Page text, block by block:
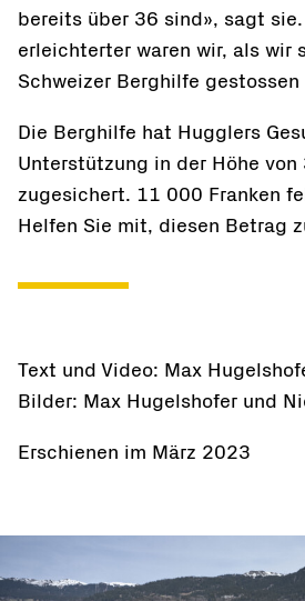
bereits über 36 sind», sagt sie.
erleichterter waren wir, als wir
Schweizer Berghilfe gestossen
Die Berghilfe hat Hugglers
Unterstützung in der Höhe von
zugesichert. 11 000 Franken
Helfen Sie mit, diesen Betrag
Text und Video: Max
Bilder: Max Hugelshofer und
Erschienen im März 2023